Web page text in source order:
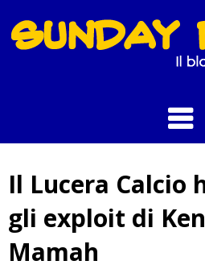
to
content
Il Lucera Calcio
gli exploit di
Mamah